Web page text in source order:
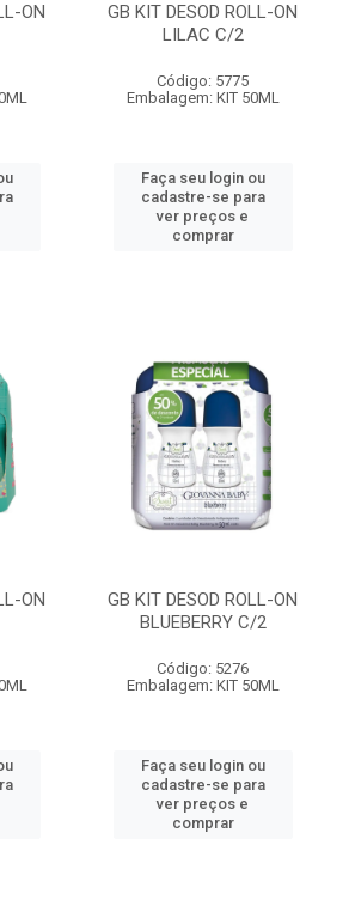
ON
GB KIT DESOD ROLL-ON
LILAC C/2
Código: 5775
Embalagem: KIT 50ML
Faça seu login ou
cadastre-se para
ver preços e
comprar
ON
GB KIT DESOD ROLL-ON
BLUEBERRY C/2
Código: 5276
Embalagem: KIT 50ML
Faça seu login ou
cadastre-se para
ver preços e
comprar